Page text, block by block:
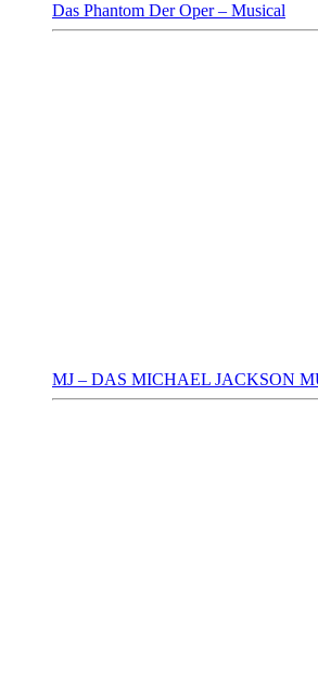
Das Phantom Der Oper – Musical
MJ – DAS MICHAEL JACKSON